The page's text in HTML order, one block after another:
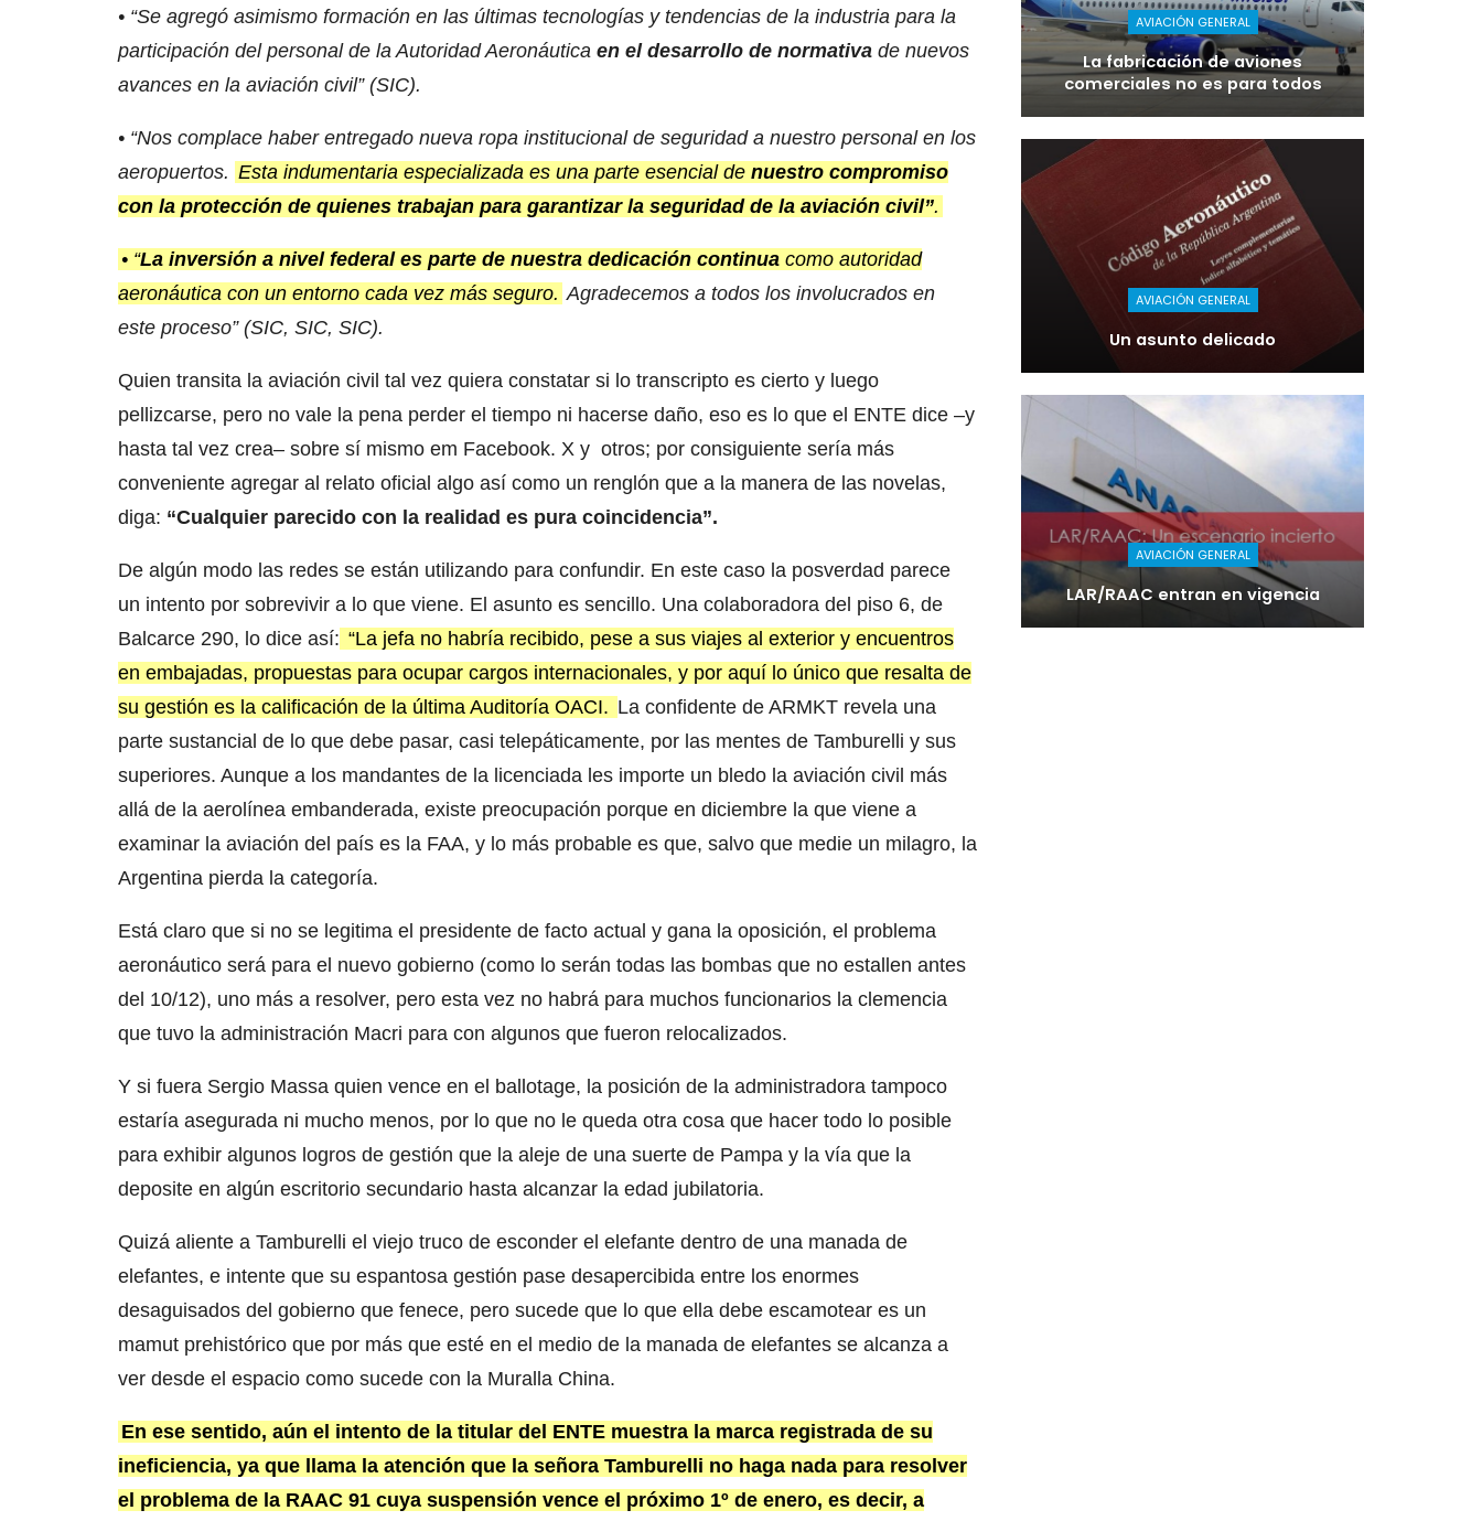
• “Se agregó asimismo formación en las últimas tecnologías y tendencias de la industria para la
participación del personal de la Autoridad Aeronáutica en el desarrollo de normativa de nuevos
avances en la aviación civil” (SIC).
• “Nos complace haber entregado nueva ropa institucional de seguridad a nuestro personal en los
aeropuertos. Esta indumentaria especializada es una parte esencial de nuestro compromiso
con la protección de quienes trabajan para garantizar la seguridad de la aviación civil”.
• “La inversión a nivel federal es parte de nuestra dedicación continua como autoridad
aeronáutica con un entorno cada vez más seguro. Agradecemos a todos los involucrados en
este proceso” (SIC, SIC, SIC).
Quien transita la aviación civil tal vez quiera constatar si lo transcripto es cierto y luego
pellizcarse, pero no vale la pena perder el tiempo ni hacerse daño, eso es lo que el ENTE dice –y
hasta tal vez crea– sobre sí mismo em Facebook. X y otros; por consiguiente sería más
conveniente agregar al relato oficial algo así como un renglón que a la manera de las novelas,
diga: “Cualquier parecido con la realidad es pura coincidencia”.
De algún modo las redes se están utilizando para confundir. En este caso la posverdad parece
un intento por sobrevivir a lo que viene. El asunto es sencillo. Una colaboradora del piso 6, de
Balcarce 290, lo dice así: “La jefa no habría recibido, pese a sus viajes al exterior y encuentros
en embajadas, propuestas para ocupar cargos internacionales, y por aquí lo único que resalta de
su gestión es la calificación de la última Auditoría OACI. La confidente de ARMKT revela una
parte sustancial de lo que debe pasar, casi telepáticamente, por las mentes de Tamburelli y sus
superiores. Aunque a los mandantes de la licenciada les importe un bledo la aviación civil más
allá de la aerolínea embanderada, existe preocupación porque en diciembre la que viene a
examinar la aviación del país es la FAA, y lo más probable es que, salvo que medie un milagro, la
Argentina pierda la categoría.
Está claro que si no se legitima el presidente de facto actual y gana la oposición, el problema
aeronáutico será para el nuevo gobierno (como lo serán todas las bombas que no estallen antes
del 10/12), uno más a resolver, pero esta vez no habrá para muchos funcionarios la clemencia
que tuvo la administración Macri para con algunos que fueron relocalizados.
Y si fuera Sergio Massa quien vence en el ballotage, la posición de la administradora tampoco
estaría asegurada ni mucho menos, por lo que no le queda otra cosa que hacer todo lo posible
para exhibir algunos logros de gestión que la aleje de una suerte de Pampa y la vía que la
deposite en algún escritorio secundario hasta alcanzar la edad jubilatoria.
Quizá aliente a Tamburelli el viejo truco de esconder el elefante dentro de una manada de
elefantes, e intente que su espantosa gestión pase desapercibida entre los enormes
desaguisados del gobierno que fenece, pero sucede que lo que ella debe escamotear es un
mamut prehistórico que por más que esté en el medio de la manada de elefantes se alcanza a
ver desde el espacio como sucede con la Muralla China.
En ese sentido, aún el intento de la titular del ENTE muestra la marca registrada de su
ineficiencia, ya que llama la atención que la señora Tamburelli no haga nada para resolver
el problema de la RAAC 91 cuya suspensión vence el próximo 1º de enero, es decir, a
AVIACIÓN GENERAL
La fabricación de aviones
comerciales no es para todos
AVIACIÓN GENERAL
Un asunto delicado
AVIACIÓN GENERAL
LAR/RAAC entran en vigencia